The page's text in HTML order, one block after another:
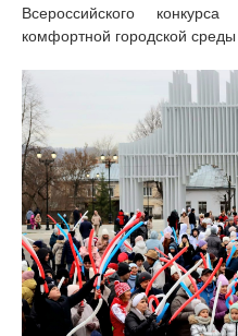
Всероссийского
комфортной городской